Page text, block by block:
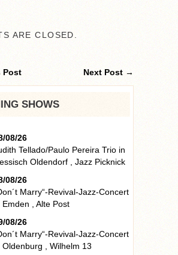
ARE CLOSED.
Post Next Post →
SHOWS
08/26
Tellado/Paulo Pereira Trio in
Oldendorf
Jazz Picknick
08/26
Marry“-Revival-Jazz-Concert
Emden
Alte Post
08/26
Marry“-Revival-Jazz-Concert
Oldenburg
Wilhelm 13